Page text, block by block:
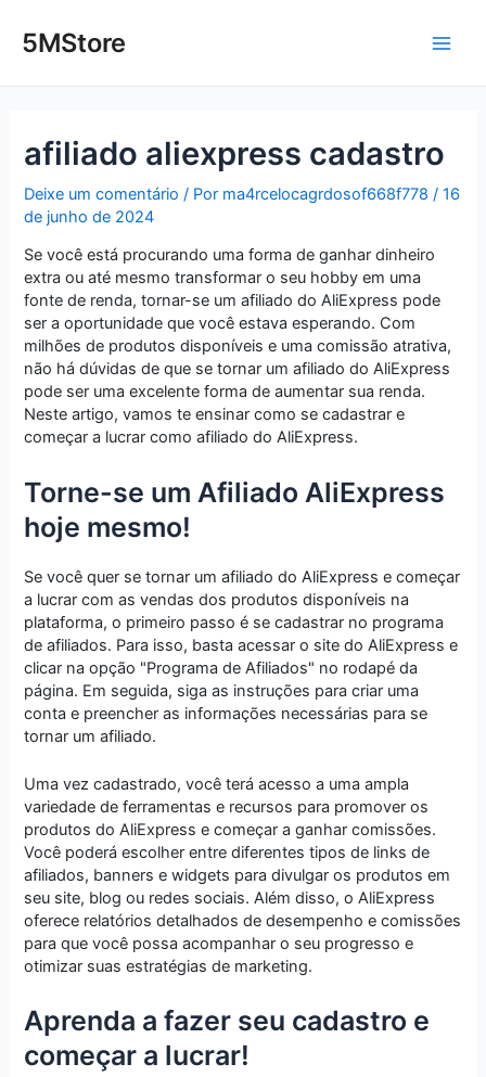
para5MStore
afiliado aliexpress cadastro
Deixe um comentário / Por ma4rcelocagrdosof668f778/16
de junho de 2024
Se você está procurando uma forma de ganhar dinheiro
extra ou até mesmo transformar o seu hobby em uma
fonte de renda, tornar-se um afiliado do AliExpress pode
ser a oportunidade que você estava esperando. Com
milhões de produtos disponíveis e uma comissão atrativa,
não há dúvidas de que se tornar um afiliado do AliExpress
pode ser uma excelente forma de aumentar sua renda.
Neste artigo, vamos te ensinar como se cadastrar e
começar a lucrar como afiliado do AliExpress.
Torne-se um Afiliado AliExpress
hoje mesmo!
Se você quer se tornar um afiliado do AliExpress e começar
a lucrar com as vendas dos produtos disponíveis na
plataforma, o primeiro passo é se cadastrar no programa
de afiliados. Para isso, basta acessar o site do AliExpress e
clicar na opção "Programa de Afiliados" no rodapé da
página. Em seguida, siga as instruções para criar uma
conta e preencher as informações necessárias para se
tornar um afiliado.
Uma vez cadastrado, você terá acesso a uma ampla
variedade de ferramentas e recursos para promover os
produtos do AliExpress e começar a ganhar comissões.
Você poderá escolher entre diferentes tipos de links de
afiliados, banners e widgets para divulgar os produtos em
seu site, blog ou redes sociais. Além disso, o AliExpress
oferece relatórios detalhados de desempenho e comissões
para que você possa acompanhar o seu progresso e
otimizar suas estratégias de marketing.
Aprenda a fazer seu cadastro e
começar a lucrar!
navigation